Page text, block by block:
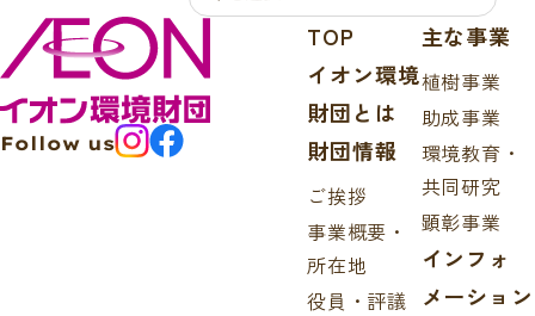
Follow us
TOP
イオン環境
財団とは
財団情報
ご挨拶
事業概要・
所在地
役員・評議
主な事業
植樹事業
助成事業
環境教育・
共同研究
顕彰事業
インフォ
メーション